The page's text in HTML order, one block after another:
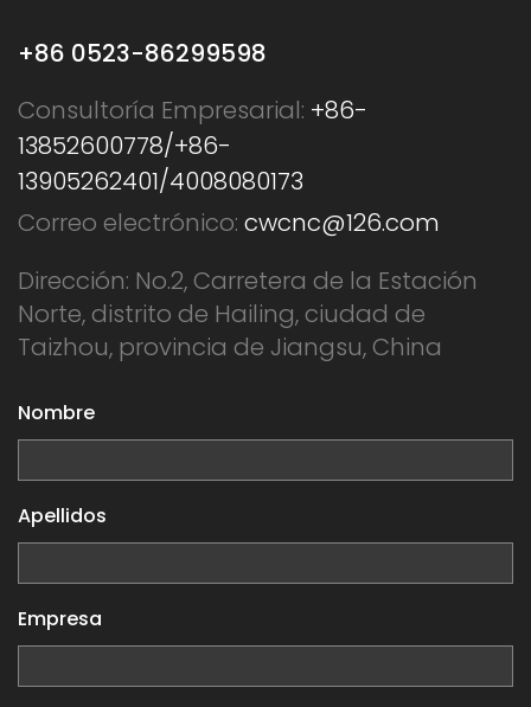
+86 0523-86299598
Consultoría Empresarial: +86-
13852600778/+86-
13905262401/4008080173
Correo electrónico: cwcnc@126.com
Dirección: No.2, Carretera de la Estación
Norte, distrito de Hailing, ciudad de
Taizhou, provincia de Jiangsu, China
Nombre
Apellidos
Empresa